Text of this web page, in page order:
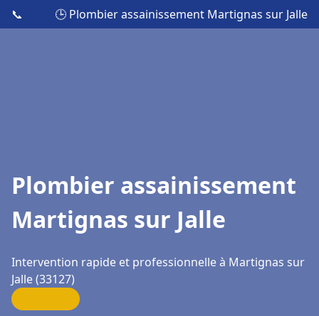
📞 🕒 Plombier assainissement Martignas sur Jalle
Plombier assainissement
Martignas sur Jalle
Intervention rapide et professionnelle à Martignas sur
Jalle (33127)